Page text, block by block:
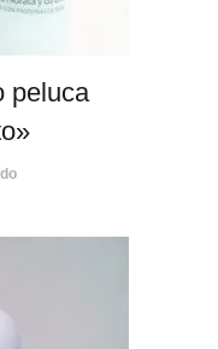
peluca